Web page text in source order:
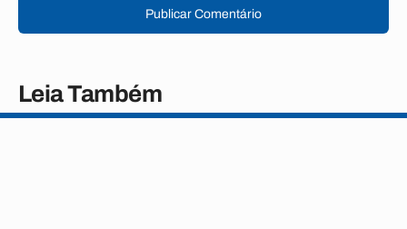
Publicar Comentário
Leia Também